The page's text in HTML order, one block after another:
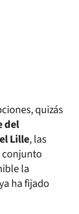
quizás
del
Lille, las
la
ha fijado